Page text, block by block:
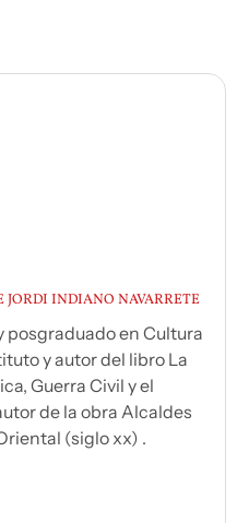
INDIANO NAVARRETE
en Cultura
y autor del libro La
Guerra Civil y el
de la obra Alcaldes
(siglo xx) .